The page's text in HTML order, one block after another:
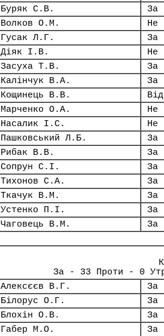
Буряк С.В.
За
Волков О.М.
Не
Гусак Л.Г.
За
Діяк І.В.
Не
Засуха Т.В.
За
Калінчук В.А.
За
Кощинець В.В.
Марченко О.А.
Не
Насалик І.С.
Не
Пашковський Л.Б.
За
Рибак В.В.
За
Сопрун С.І.
За
Тихонов С.А.
За
Ткачук В.М.
За
Устенко П.І.
За
Чаговець В.М.
За
За - 33 Проти - 0
Алексєєв В.Г.
За
Білорус О.Г.
За
Блохін О.В.
За
Габер М.О.
За